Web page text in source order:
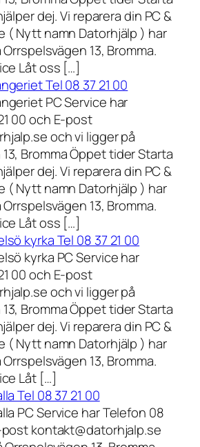
dej. Vi reparera din PC &
( Nytt namn Datorhjälp ) har
13, Bromma.
Låt oss […]
Tel 08 37 21 00
PC Service har
00 och E-post
och vi ligger på
Bromma Öppet tider Starta
dej. Vi reparera din PC &
( Nytt namn Datorhjälp ) har
13, Bromma.
Låt oss […]
kyrka Tel 08 37 21 00
kyrka PC Service har
00 och E-post
och vi ligger på
Bromma Öppet tider Starta
dej. Vi reparera din PC &
( Nytt namn Datorhjälp ) har
13, Bromma.
Låt […]
Tel 08 37 21 00
PC Service har Telefon 08
post kontakt@datorhjalp.se